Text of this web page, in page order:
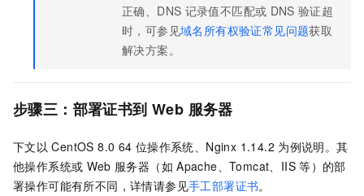
正确、DNS 记录值不匹配或 DNS 验证超
时，可参见域名所有权验证常见问题获取
解决方案。
步骤三：部署证书到 Web 服务器
下文以 CentOS 8.0 64 位操作系统、Nginx 1.14.2 为例说明。其
他操作系统或 Web 服务器（如 Apache、Tomcat、IIS 等）的部
署操作可能有所不同，详情请参见手工部署证书。